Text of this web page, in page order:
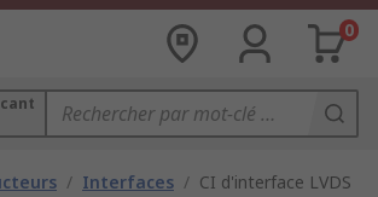
0
/ Interfaces / CI d'interface LVDS